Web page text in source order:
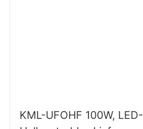
KML-UFOHF 100W, LED-